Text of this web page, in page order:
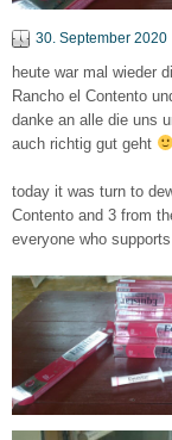
30. September 2020
heute war mal wieder
Rancho el Contento
danke an alle die uns
auch richtig gut geht
today it was turn to
Contento and 3 from
everyone who